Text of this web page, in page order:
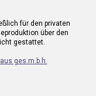
für den privaten
über den
gestattet.
ges.m.b.h.